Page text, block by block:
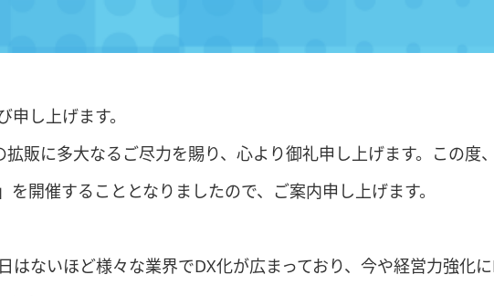
申し上げます。
販に多大なるご尽力を賜り、心より御礼申し上げます。この度、
を開催することとなりましたので、ご案内申し上げます。
はないほど様々な業界でDX化が広まっており、今や経営力強化